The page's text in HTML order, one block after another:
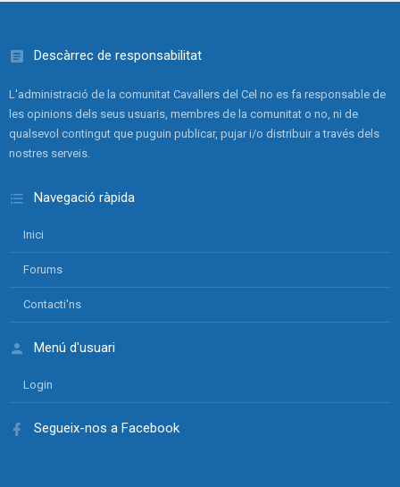
Descàrrec de responsabilitat
L'administració de la comunitat Cavallers del Cel no es fa responsable de
les opinions dels seus usuaris, membres de la comunitat o no, ni de
qualsevol contingut que puguin publicar, pujar i/o distribuir a través dels
nostres serveis.
Navegació ràpida
Inici
Forums
Contacti'ns
Menú d'usuari
Login
Segueix-nos a Facebook